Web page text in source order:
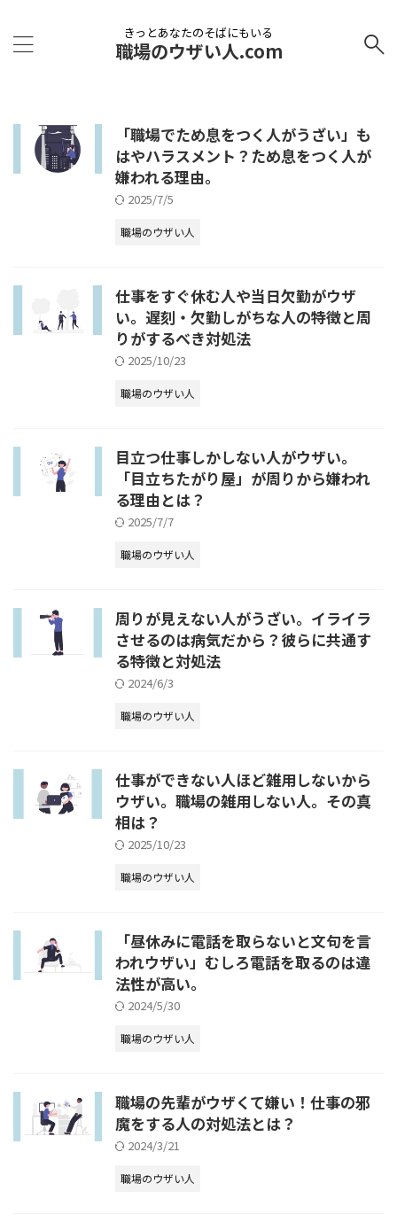
きっとあなたのそばにもいる
職場のウザい人.com
「職場でため息をつく人がうざい」も
はやハラスメント？ため息をつく人が
嫌われる理由。
2025/7/5
職場のウザい人
仕事をすぐ休む人や当日欠勤がウザ
い。遅刻・欠勤しがちな人の特徴と周
りがするべき対処法
2025/10/23
職場のウザい人
目立つ仕事しかしない人がウザい。
「目立ちたがり屋」が周りから嫌われ
る理由とは？
2025/7/7
職場のウザい人
周りが見えない人がうざい。イライラ
させるのは病気だから？彼らに共通す
る特徴と対処法
2024/6/3
職場のウザい人
仕事ができない人ほど雑用しないから
ウザい。職場の雑用しない人。その真
相は？
2025/10/23
職場のウザい人
「昼休みに電話を取らないと文句を言
われウザい」むしろ電話を取るのは違
法性が高い。
2024/5/30
職場のウザい人
職場の先輩がウザくて嫌い！仕事の邪
魔をする人の対処法とは？
2024/3/21
職場のウザい人